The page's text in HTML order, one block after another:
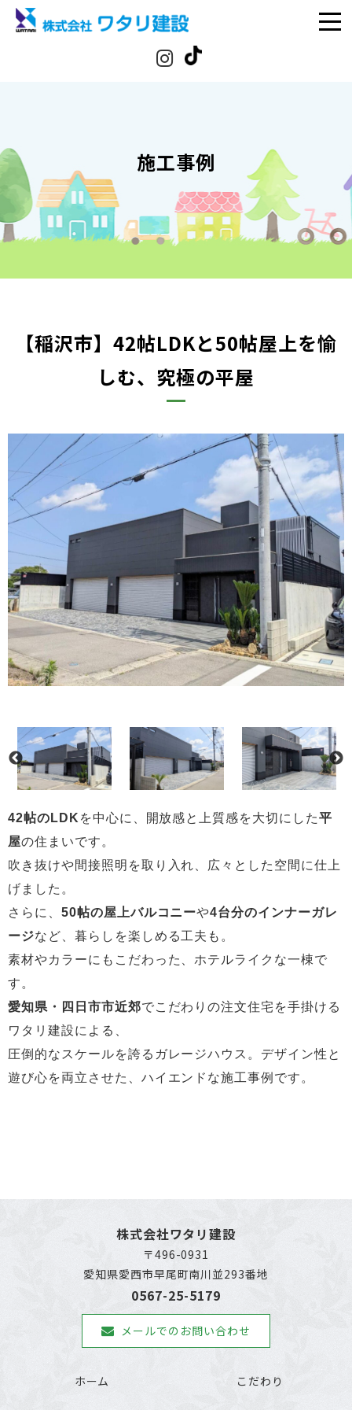
施工事例
【稲沢市】42帖LDKと50帖屋上を愉
しむ、究極の平屋
42帖のLDK を中心に、開放感と上質感を大切にした平
屋の住まいです。
吹き抜けや間接照明を取り入れ、広々とした空間に仕上
げました。
さらに、 50帖の屋上バルコニーや4台分のインナーガレ
ージなど、暮らしを楽しめる工夫も。
素材やカラーにもこだわった、ホテルライクな一棟で
す。
愛知県・四日市市近郊でこだわりの注文住宅を手掛ける
ワタリ建設による、
圧倒的なスケールを誇るガレージハウス。デザイン性と
遊び心を両立させた、ハイエンドな施工事例です。
株式会社ワタリ建設
〒496-0931
愛知県愛西市早尾町南川並293番地
0567-25-5179
メールでのお問い合わせ
ホーム こだわり